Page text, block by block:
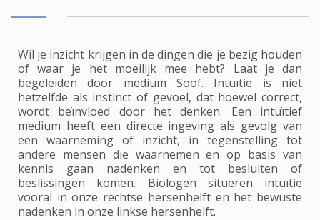
Wil je inzicht krijgen in de dingen die je bezig houden
of waar je het moeilijk mee hebt? Laat je dan
begeleiden door medium Soof. Intuïtie is niet
hetzelfde als instinct of gevoel, dat hoewel correct,
wordt beïnvloed door het denken. Een intuïtief
medium heeft een directe ingeving als gevolg van
een waarneming of inzicht, in tegenstelling tot
andere mensen die waarnemen en op basis van
kennis gaan nadenken en tot besluiten of
beslissingen komen. Biologen situeren intuïtie
vooral in onze rechtse hersenhelft en het bewuste
nadenken in onze linkse hersenhelft.